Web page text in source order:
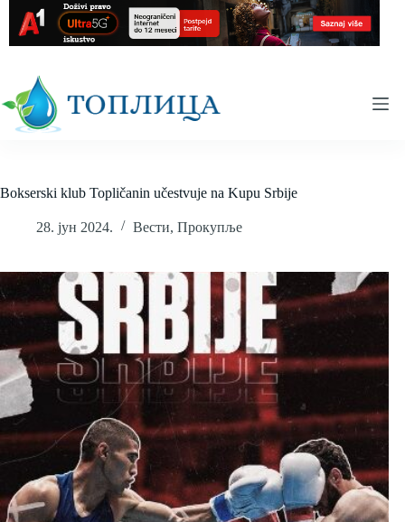
content
Bokserski klub Topličanin učestvuje na Kupu Srbije
28. јун 2024. Вести, Прокупље